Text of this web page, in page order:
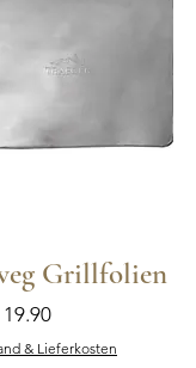
Grillfolien
& Lieferkosten